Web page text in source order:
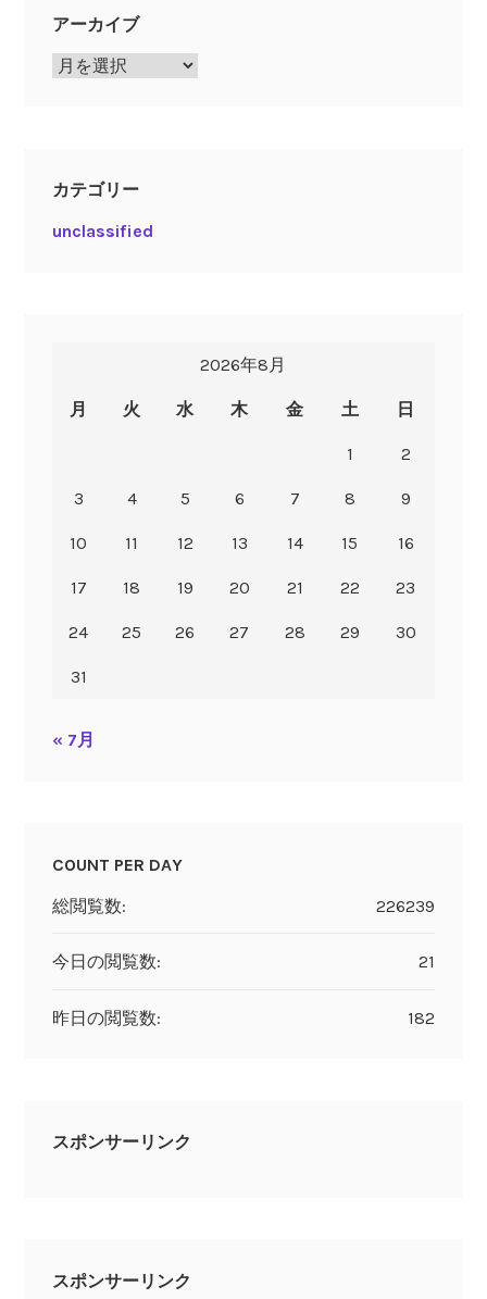
アーカイブ
ア
カテゴリー
unclassified
2026年8月
月 火 水 木 金 土 日
1 2
3 4 5 6 7 8 9
10 11 12 13 14 15 16
17 18 19 20 21 22 23
24 25 26 27 28 29 30
31
« 7月
COUNT PER DAY
226239
総閲覧数:
21
今日の閲覧数:
182
昨日の閲覧数:
スポンサーリンク
スポンサーリンク